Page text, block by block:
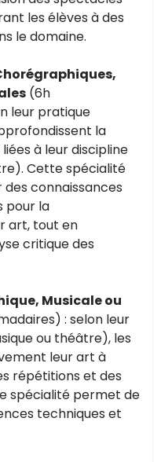
les élèves à des
le domaine.
(6h
leur pratique
la
à leur discipline
Cette spécialité
connaissances
pour la
art, tout en
critique des
Musicale ou
: selon leur
ou théâtre), les
leur art à
répétitions et des
spécialité permet de
techniques et